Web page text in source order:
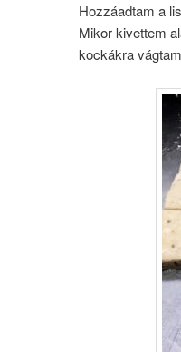
Hozzáadtam a
Mikor kivettem
kockákra vágtam